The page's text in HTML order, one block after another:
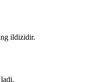
ildizidir.